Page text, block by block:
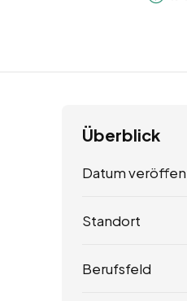
Überblick
Datum
Standort
Berufsfeld